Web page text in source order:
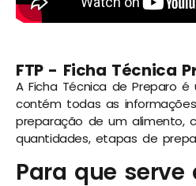
FTP - Ficha Técnica
A Ficha Técnica de Preparo
contém todas as
preparação de um alimento,
quantidades, etapas de
Para que serve